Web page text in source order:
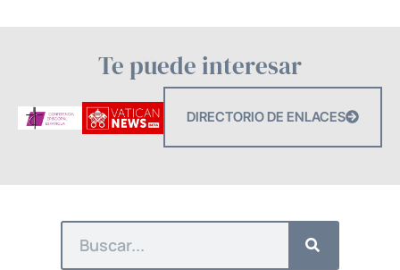
Te puede interesar
DIRECTORIO DE ENLACES